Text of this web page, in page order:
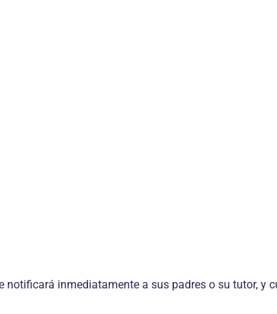
notificará inmediatamente a sus padres o su tutor,